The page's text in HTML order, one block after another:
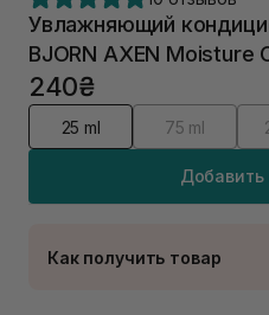
Увлажняющий
BJORN AXEN Moisture
240₴
25 ml 75 ml
Добавить
Как получить товар